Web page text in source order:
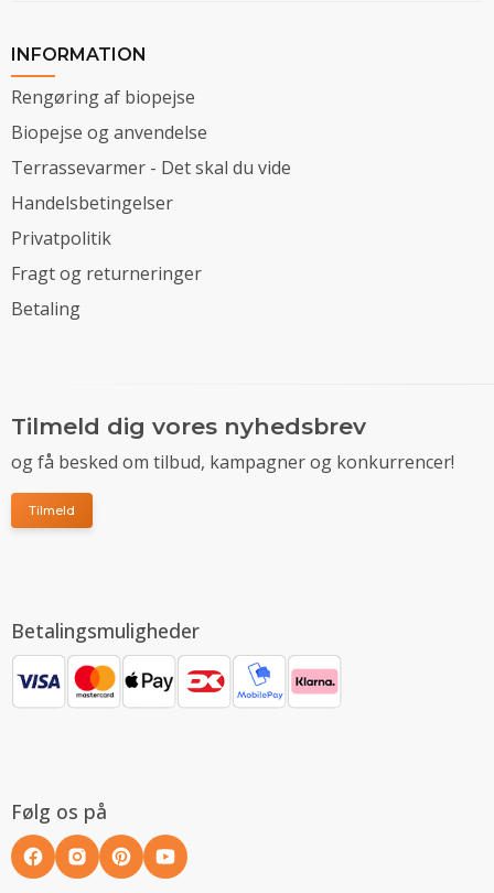
INFORMATION
Rengøring af biopejse
Biopejse og anvendelse
Terrassevarmer - Det skal du vide
Handelsbetingelser
Privatpolitik
Fragt og returneringer
Betaling
Tilmeld dig vores nyhedsbrev
og få besked om tilbud, kampagner og konkurrencer!
Tilmeld
Betalingsmuligheder
Følg os på